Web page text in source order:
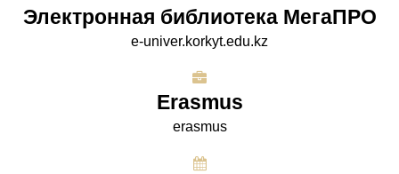
Электронная библиотека МегаПРО
e-univer.korkyt.edu.kz
Erasmus
erasmus